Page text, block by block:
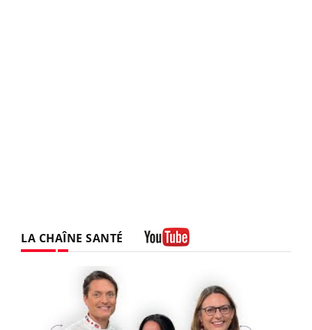
LA CHAÎNE SANTÉ